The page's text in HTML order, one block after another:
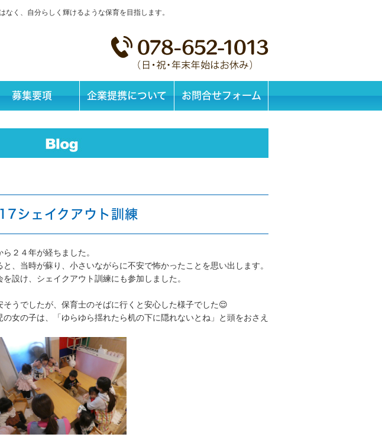
く、自分らしく輝けるような保育を目指します。
募集要項 企業提携について お問合せフォーム
シェイクアウト訓練
２４年が経ちました。
、当時が蘇り、小さいながらに不安で怖かったことを思い出します。
設け、シェイクアウト訓練にも参加しました。
うでしたが、保育士のそばに行くと安心した様子でした😌
女の子は、「ゆらゆら揺れたら机の下に隠れないとね」と頭をおさえ